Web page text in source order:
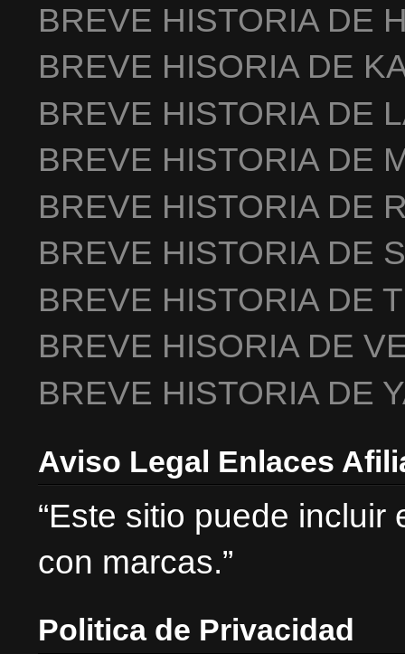
BREVE HISTORIA DE
BREVE HISORIA DE
BREVE HISTORIA DE
BREVE HISTORIA DE
BREVE HISTORIA DE
BREVE HISTORIA DE
BREVE HISTORIA DE
BREVE HISORIA DE
BREVE HISTORIA DE
Aviso Legal Enlaces
“Este sitio puede
con marcas.”
Politica de Privacidad